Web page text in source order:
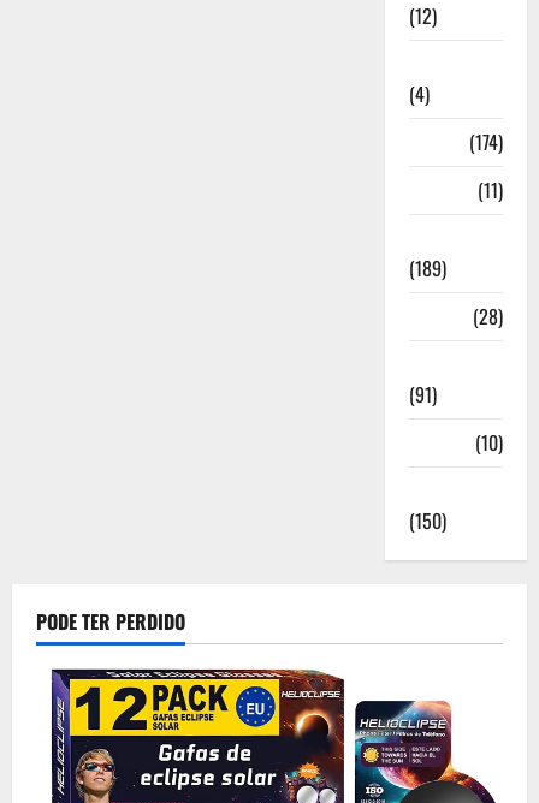
(12)
(4)
(174)
(11)
(189)
(28)
(91)
(10)
(150)
PODE TER PERDIDO